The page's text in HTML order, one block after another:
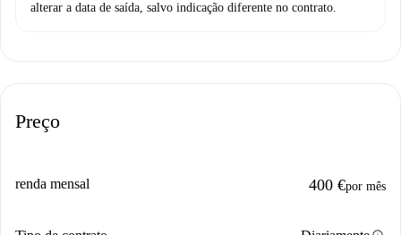
alterar a data de saída, salvo indicação diferente no contrato.
Preço
renda mensal 400 €por mês